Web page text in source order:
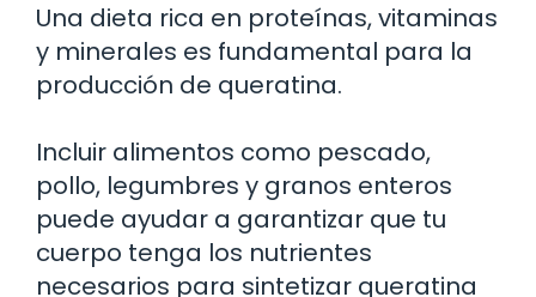
Una dieta rica en proteínas, vitaminas
y minerales es fundamental para la
producción de queratina.
Incluir alimentos como pescado,
pollo, legumbres y granos enteros
puede ayudar a garantizar que tu
cuerpo tenga los nutrientes
necesarios para sintetizar queratina